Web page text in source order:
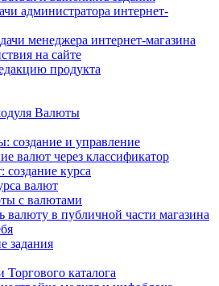
администратора интернет-
менеджера интернет-магазина
на сайте
продукта
Валюты
создание и управление
валют через классификатор
курса
валют
с валютами
валюту в публичной части магазина
задания
каталога